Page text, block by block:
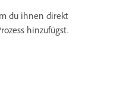
du ihnen direkt
hinzufügst.